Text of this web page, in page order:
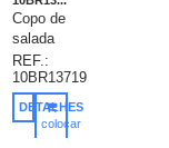
Copo de
salada
850ml
com
garfo e
compartimento
para
REF.:
10BR13719
DETALHES
colocar